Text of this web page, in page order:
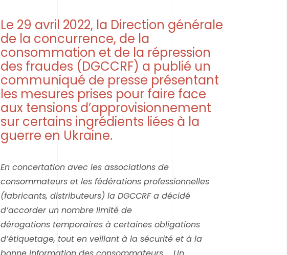
Le 29 avril 2022, la Direction générale
de la concurrence, de la
consommation et de la répression
des fraudes (DGCCRF) a publié un
communiqué de presse présentant
les mesures prises pour faire face
aux tensions d’approvisionnement
sur certains ingrédients liées à la
guerre en Ukraine.
En concertation avec les associations de
consommateurs et les fédérations professionnelles
(fabricants, distributeurs) la DGCCRF a décidé
d’accorder un nombre limité de
dérogations temporaires à certaines obligations
d’étiquetage, tout en veillant à la sécurité et à la